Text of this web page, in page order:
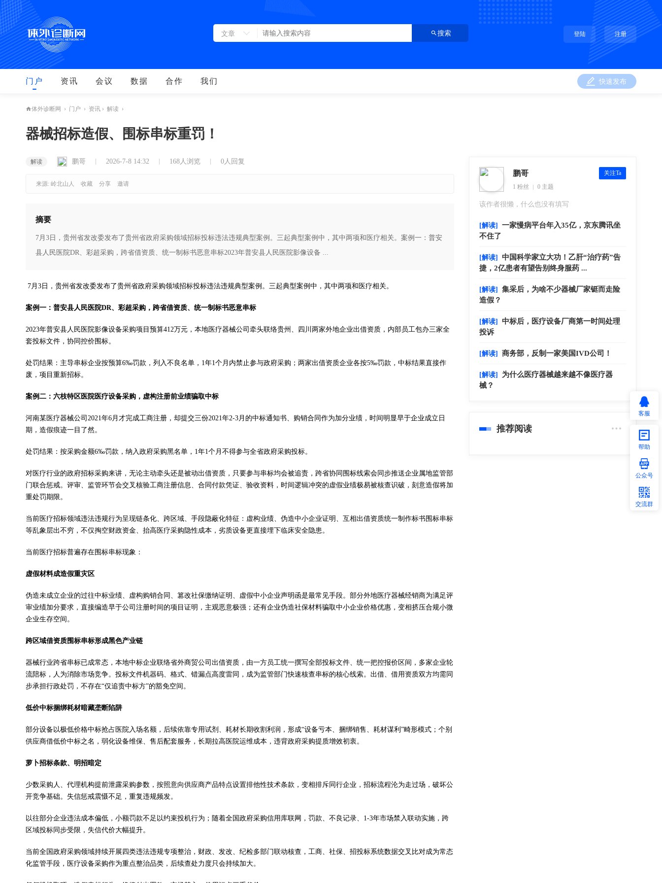
文章 搜索 登陆 注册
门户 资讯 会议 数据 合作 我们 快速发布
客服
帮助
公众号
交流群
体外诊断网 › 门户 › 资讯 › 解读 ›
器械招标造假、围标串标重罚！
解读 鹏哥 2026-7-8 14:32 168人浏览 0人回复
来源: 岭北山人 收藏 分享 邀请
摘要
7月3日，贵州省发改委发布了贵州省政府采购领域招标投标违法违规典型案例。三起典型案例中，其中两项和医疗相关。案例一：普安
县人民医院DR、彩超采购，跨省借资质、统一制标书恶意串标2023年普安县人民医院影像设备 ...
7月3日，贵州省发改委发布了贵州省政府采购领域招标投标违法违规典型案例。三起典型案例中，其中两项和医疗相关。
案例一：普安县人民医院DR、彩超采购，跨省借资质、统一制标书恶意串标
2023年普安县人民医院影像设备采购项目预算412万元，本地医疗器械公司牵头联络贵州、四川两家外地企业出借资质，内部员工包办三家全
套投标文件，协同控价围标。
处罚结果：主导串标企业按预算6‰罚款，列入不良名单，1年1个月内禁止参与政府采购；两家出借资质企业各按5‰罚款，中标结果直接作
废，项目重新招标。
案例二：六枝特区医院医疗设备采购，虚构注册前业绩骗取中标
河南某医疗器械公司2021年6月才完成工商注册，却提交三份2021年2-3月的中标通知书、购销合同作为加分业绩，时间明显早于企业成立日
期，造假痕迹一目了然。
处罚结果：按采购金额6‰罚款，纳入政府采购黑名单，1年1个月不得参与全省政府采购投标。
对医疗行业的政府招标采购来讲，无论主动牵头还是被动出借资质，只要参与串标均会被追责，跨省协同围标线索会同步推送企业属地监管部
门联合惩戒。评审、监管环节会交叉核验工商注册信息、合同付款凭证、验收资料，时间逻辑冲突的虚假业绩极易被核查识破，刻意造假将加
重处罚期限。
当前医疗招标领域违法违规行为呈现链条化、跨区域、手段隐蔽化特征：虚构业绩、伪造中小企业证明、互相出借资质统一制作标书围标串标
等乱象层出不穷，不仅掏空财政资金、抬高医疗采购隐性成本，劣质设备更直接埋下临床安全隐患。
当前医疗招标普遍存在围标串标现象：
虚假材料成造假重灾区
伪造未成立企业的过往中标业绩、虚构购销合同、篡改社保缴纳证明、虚假中小企业声明函是最常见手段。部分外地医疗器械经销商为满足评
审业绩加分要求，直接编造早于公司注册时间的项目证明，主观恶意极强；还有企业伪造社保材料骗取中小企业价格优惠，变相挤压合规小微
企业生存空间。
跨区域借资质围标串标形成黑色产业链
器械行业跨省串标已成常态，本地中标企业联络省外商贸公司出借资质，由一方员工统一撰写全部投标文件、统一把控报价区间，多家企业轮
流陪标，人为消除市场竞争。投标文件机器码、格式、错漏点高度雷同，成为监管部门快速核查串标的核心线索。出借、借用资质双方均需同
步承担行政处罚，不存在“仅追责中标方”的豁免空间。
低价中标捆绑耗材暗藏垄断陷阱
部分设备以极低价格中标抢占医院入场名额，后续依靠专用试剂、耗材长期收割利润，形成“设备亏本、捆绑销售、耗材谋利”畸形模式；个别
供应商借低价中标之名，弱化设备维保、售后配套服务，长期拉高医院运维成本，违背政府采购提质增效初衷。
萝卜招标条款、明招暗定
少数采购人、代理机构提前泄露采购参数，按照意向供应商产品特点设置排他性技术条款，变相排斥同行企业，招标流程沦为走过场，破坏公
开竞争基础。失信惩戒震慑不足，重复违规频发。
以往部分企业违法成本偏低，小额罚款不足以约束投机行为；随着全国政府采购信用库联网，罚款、不良记录、1-3年市场禁入联动实施，跨
区域投标同步受限，失信代价大幅提升。
当前全国政府采购领域持续开展四类违法违规专项整治，财政、发改、纪检多部门联动核查，工商、社保、招投标系统数据交叉比对成为常态
化监管手段，医疗设备采购作为重点整治品类，后续查处力度只会持续加大。
鹏哥
关注Ta
1 粉丝
0 主题
该作者很懒，什么也没有填写
[解读]
一家慢病平台年入35亿，京东腾讯坐
不住了
[解读]
中国科学家立大功！乙肝“治疗药”告
捷，2亿患者有望告别终身服药 ...
[解读]
集采后，为啥不少器械厂家铤而走险
造假？
[解读]
中标后，医疗设备厂商第一时间处理
投诉
[解读] 商务部，反制一家美国IVD公司！
[解读]
为什么医疗器械越来越不像医疗器
械？
推荐阅读